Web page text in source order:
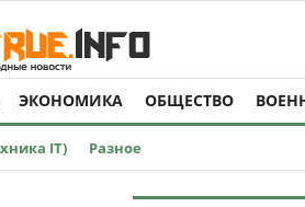
ЭКОНОМИКА ОБЩЕСТВО
IT) Разное